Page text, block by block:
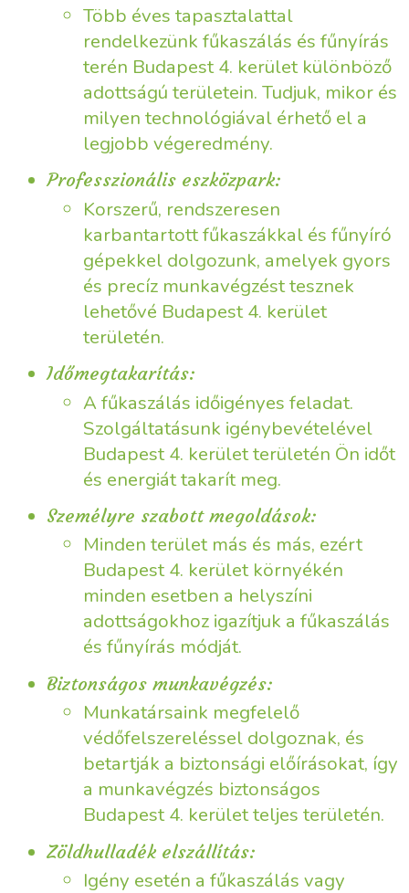
Több éves tapasztalattal
rendelkezünk fűkaszálás és fűnyírás
terén Budapest 4. kerület különböző
adottságú területein. Tudjuk, mikor és
milyen technológiával érhető el a
legjobb végeredmény.
Professzionális eszközpark:
Korszerű, rendszeresen
karbantartott fűkaszákkal és fűnyíró
gépekkel dolgozunk, amelyek gyors
és precíz munkavégzést tesznek
lehetővé Budapest 4. kerület
területén.
Időmegtakarítás:
A fűkaszálás időigényes feladat.
Szolgáltatásunk igénybevételével
Budapest 4. kerület területén Ön időt
és energiát takarít meg.
Személyre szabott megoldások:
Minden terület más és más, ezért
Budapest 4. kerület környékén
minden esetben a helyszíni
adottságokhoz igazítjuk a fűkaszálás
és fűnyírás módját.
Biztonságos munkavégzés:
Munkatársaink megfelelő
védőfelszereléssel dolgoznak, és
betartják a biztonsági előírásokat, így
a munkavégzés biztonságos
Budapest 4. kerület teljes területén.
Zöldhulladék elszállítás:
Igény esetén a fűkaszálás vagy